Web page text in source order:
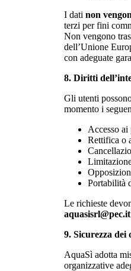
I dati non
terzi per fini
Non vengono
dell’Unione
con adeguate
8. Diritti
Gli utenti
momento i
Accesso
Rettifica o
Portabilità
Le richieste
aquasisrl@pec.it
9. Sicurezza dei
AquaSì adotta
organizzative